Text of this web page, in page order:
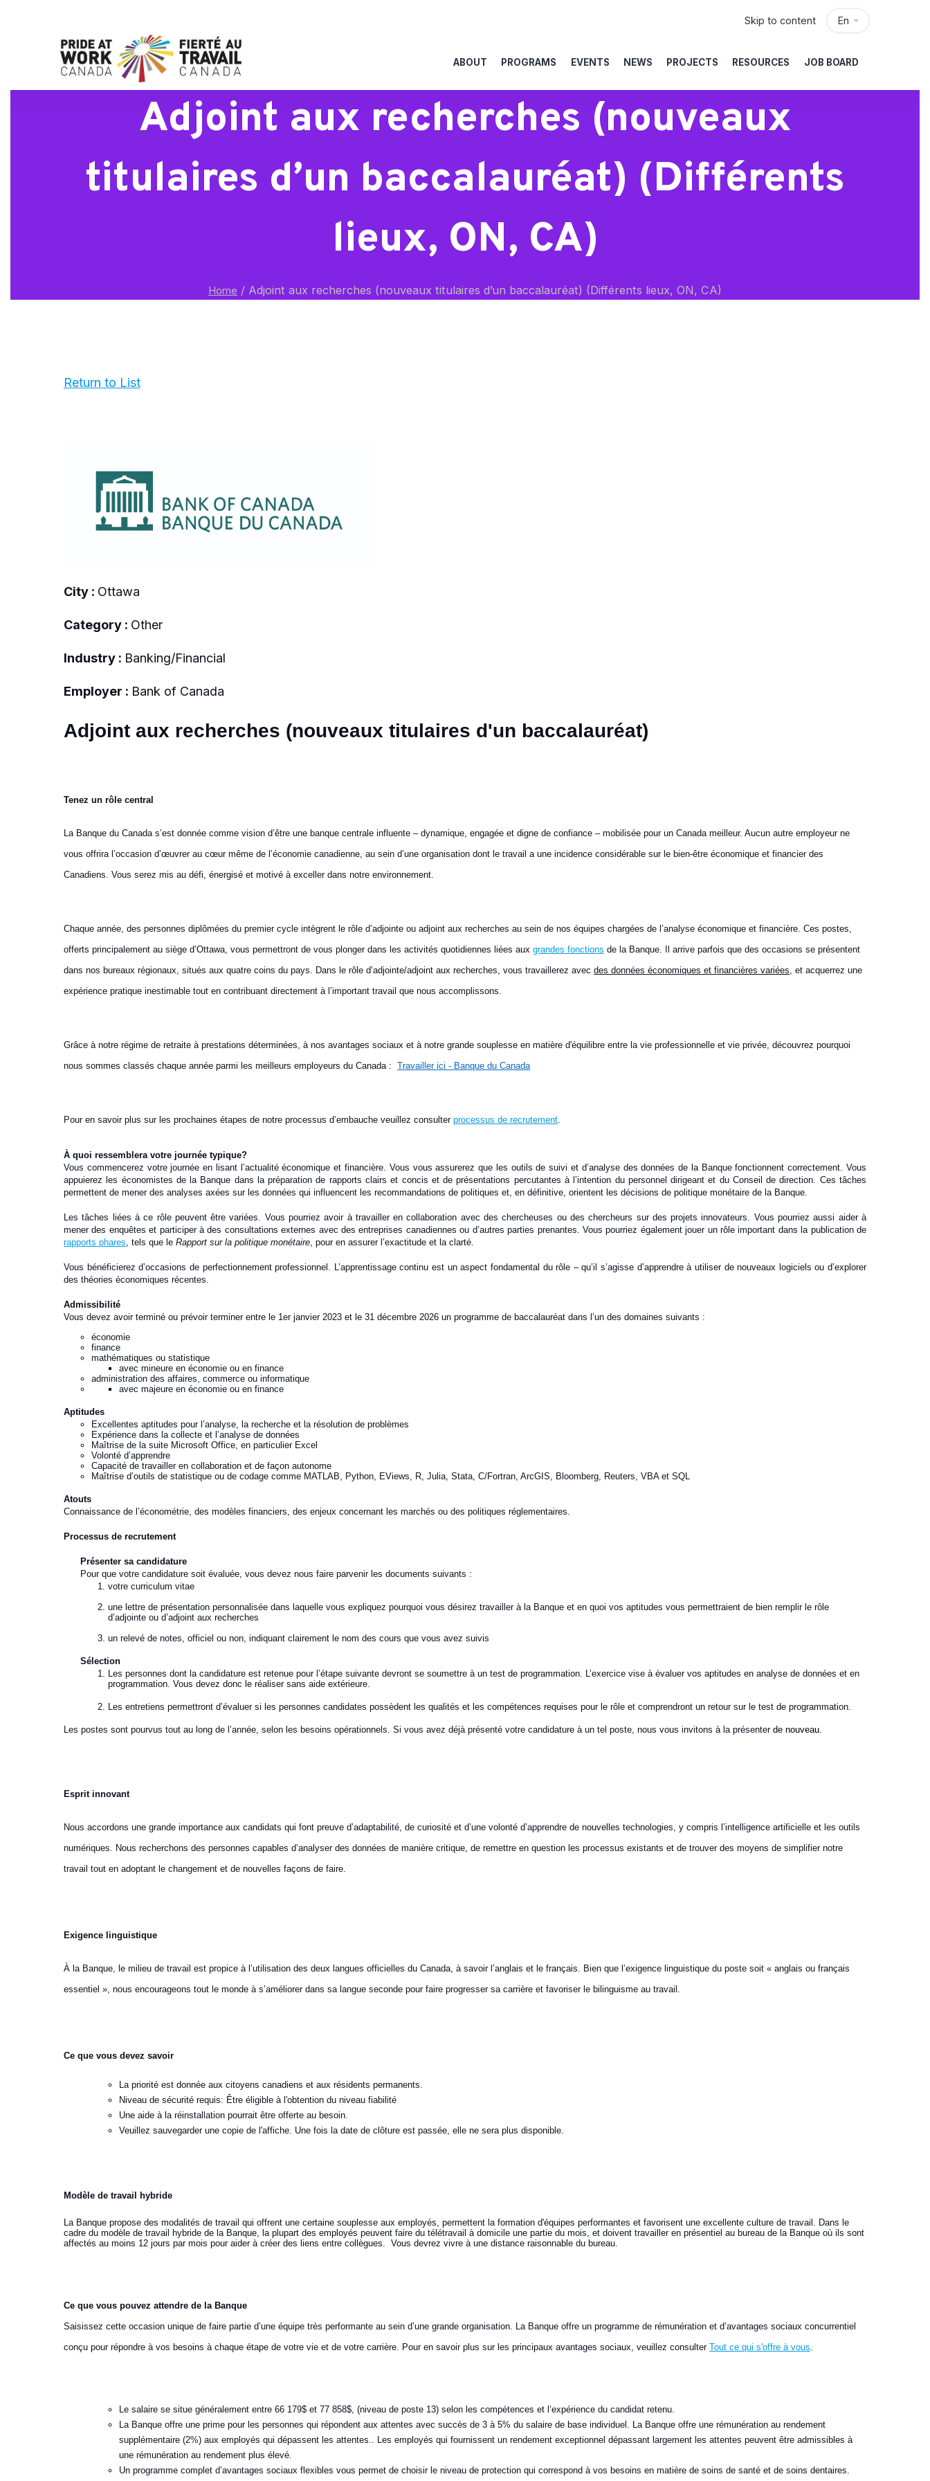
En
Skip to content
ABOUT PROGRAMS EVENTS NEWS PROJECTS RESOURCES JOB BOARD
Adjoint aux recherches (nouveaux
titulaires d’un baccalauréat) (Différents
lieux, ON, CA)
Home / Adjoint aux recherches (nouveaux titulaires d’un baccalauréat) (Différents lieux, ON, CA)
Return to List
City : Ottawa
Category : Other
Industry : Banking/Financial
Employer : Bank of Canada
Adjoint aux recherches (nouveaux titulaires d'un baccalauréat)
Tenez un rôle central
La Banque du Canada s’est donnée comme vision d’être une banque centrale influente – dynamique, engagée et digne de confiance – mobilisée pour un Canada meilleur. Aucun autre employeur ne
vous offrira l’occasion d’œuvrer au cœur même de l’économie canadienne, au sein d’une organisation dont le travail a une incidence considérable sur le bien-être économique et financier des
Canadiens. Vous serez mis au défi, énergisé et motivé à exceller dans notre environnement.
Chaque année, des personnes diplômées du premier cycle intègrent le rôle d’adjointe ou adjoint aux recherches au sein de nos équipes chargées de l’analyse économique et financière. Ces postes,
offerts principalement au siège d’Ottawa, vous permettront de vous plonger dans les activités quotidiennes liées aux grandes fonctions de la Banque. Il arrive parfois que des occasions se présentent
dans nos bureaux régionaux, situés aux quatre coins du pays. Dans le rôle d’adjointe/adjoint aux recherches, vous travaillerez avec des données économiques et financières variées, et acquerrez une
expérience pratique inestimable tout en contribuant directement à l’important travail que nous accomplissons.
Grâce à notre régime de retraite à prestations déterminées, à nos avantages sociaux et à notre grande souplesse en matière d'équilibre entre la vie professionnelle et vie privée, découvrez pourquoi
nous sommes classés chaque année parmi les meilleurs employeurs du Canada : Travailler ici - Banque du Canada
Pour en savoir plus sur les prochaines étapes de notre processus d’embauche veuillez consulter processus de recrutement.
À quoi ressemblera votre journée typique?
Vous commencerez votre journée en lisant l’actualité économique et financière. Vous vous assurerez que les outils de suivi et d’analyse des données de la Banque fonctionnent correctement. Vous
appuierez les économistes de la Banque dans la préparation de rapports clairs et concis et de présentations percutantes à l’intention du personnel dirigeant et du Conseil de direction. Ces tâches
permettent de mener des analyses axées sur les données qui influencent les recommandations de politiques et, en définitive, orientent les décisions de politique monétaire de la Banque.
Les tâches liées à ce rôle peuvent être variées. Vous pourriez avoir à travailler en collaboration avec des chercheuses ou des chercheurs sur des projets innovateurs. Vous pourriez aussi aider à
mener des enquêtes et participer à des consultations externes avec des entreprises canadiennes ou d’autres parties prenantes. Vous pourriez également jouer un rôle important dans la publication de
rapports phares, tels que le Rapport sur la politique monétaire, pour en assurer l’exactitude et la clarté.
Vous bénéficierez d’occasions de perfectionnement professionnel. L’apprentissage continu est un aspect fondamental du rôle – qu’il s’agisse d’apprendre à utiliser de nouveaux logiciels ou d’explorer
des théories économiques récentes.
Admissibilité
Vous devez avoir terminé ou prévoir terminer entre le 1er janvier 2023 et le 31 décembre 2026 un programme de baccalauréat dans l’un des domaines suivants :
économie
finance
mathématiques ou statistique
avec mineure en économie ou en finance
administration des affaires, commerce ou informatique
avec majeure en économie ou en finance
Aptitudes
Excellentes aptitudes pour l’analyse, la recherche et la résolution de problèmes
Expérience dans la collecte et l’analyse de données
Maîtrise de la suite Microsoft Office, en particulier Excel
Volonté d’apprendre
Capacité de travailler en collaboration et de façon autonome
Maîtrise d’outils de statistique ou de codage comme MATLAB, Python, EViews, R, Julia, Stata, C/Fortran, ArcGIS, Bloomberg, Reuters, VBA et SQL
Atouts
Connaissance de l’économétrie, des modèles financiers, des enjeux concernant les marchés ou des politiques réglementaires.
Processus de recrutement
Présenter sa candidature
Pour que votre candidature soit évaluée, vous devez nous faire parvenir les documents suivants :
votre curriculum vitae
une lettre de présentation personnalisée dans laquelle vous expliquez pourquoi vous désirez travailler à la Banque et en quoi vos aptitudes vous permettraient de bien remplir le rôle
d’adjointe ou d’adjoint aux recherches
un relevé de notes, officiel ou non, indiquant clairement le nom des cours que vous avez suivis
Sélection
Les personnes dont la candidature est retenue pour l’étape suivante devront se soumettre à un test de programmation. L’exercice vise à évaluer vos aptitudes en analyse de données et en
programmation. Vous devez donc le réaliser sans aide extérieure.
Les entretiens permettront d’évaluer si les personnes candidates possèdent les qualités et les compétences requises pour le rôle et comprendront un retour sur le test de programmation.
Les postes sont pourvus tout au long de l’année, selon les besoins opérationnels. Si vous avez déjà présenté votre candidature à un tel poste, nous vous invitons à la présenterde nouveau.
Esprit innovant
Nous accordons une grande importance aux candidats qui font preuve d’adaptabilité, de curiosité et d’une volonté d’apprendre de nouvelles technologies, y compris l’intelligence artificielle et les outils
numériques. Nous recherchons des personnes capables d’analyser des données de manière critique, de remettre en question les processus existants et de trouver des moyens de simplifier notre
travail tout en adoptant le changement et de nouvelles façons de faire.
Exigence linguistique
À la Banque, le milieu de travail est propice à l’utilisation des deux langues officielles du Canada, à savoir l’anglais et le français. Bien que l’exigence linguistique du poste soit « anglais ou français
essentiel », nous encourageons tout le monde à s’améliorer dans sa langue seconde pour faire progresser sa carrière et favoriser le bilinguisme au travail.
Ce que vous devez savoir
La priorité est donnée aux citoyens canadiens et aux résidents permanents.
Niveau de sécurité requis: Être éligible à l'obtention du niveau fiabilité
Une aide à la réinstallation pourrait être offerte au besoin.
Veuillez sauvegarder une copie de l'affiche. Une fois la date de clôture est passée, elle ne sera plus disponible.
Modèle de travail hybride
La Banque propose des modalités de travail qui offrent une certaine souplesse aux employés, permettent la formation d'équipes performantes et favorisent une excellente culture de travail. Dans le
cadre du modèle de travail hybride de la Banque, la plupart des employés peuvent faire du télétravail à domicile une partie du mois, et doivent travailler en présentiel au bureau de la Banque où ils sont
affectés au moins 12 jours par mois pour aider à créer des liens entre collègues. Vous devrez vivre à une distance raisonnable du bureau.
Ce que vous pouvez attendre de la Banque
Saisissez cette occasion unique de faire partie d’une équipe très performante au sein d’une grande organisation. La Banque offre un programme de rémunération et d’avantages sociaux concurrentiel
conçu pour répondre à vos besoins à chaque étape de votre vie et de votre carrière. Pour en savoir plus sur les principaux avantages sociaux, veuillez consulter Tout ce qui s'offre à vous
Le salaire se situe généralement entre 66 179$ et 77 858$, (niveau de poste 13) selon les compétences et l’expérience du candidat retenu.
La Banque offre une prime pour les personnes qui répondent aux attentes avec succès de 3 à 5% du salaire de base individuel. La Banque offre une rémunération au rendement
supplémentaire (2%) aux employés qui dépassent les attentes.. Les employés qui fournissent un rendement exceptionnel dépassant largement les attentes peuvent être admissibles à
une rémunération au rendement plus élevé.
Un programme complet d’avantages sociaux flexibles vous permet de choisir le niveau de protection qui correspond à vos besoins en matière de soins de santé et de soins dentaires.